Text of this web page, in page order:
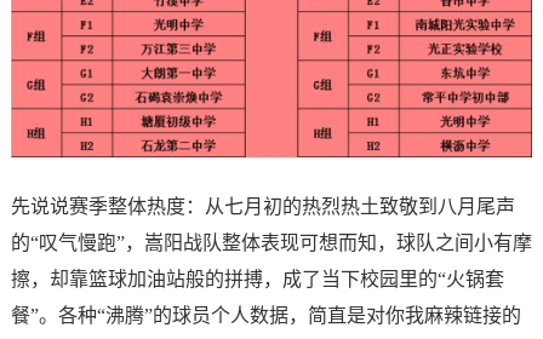
先说说赛季整体热度：从七月初的热烈热土致敬到八月尾声
的“叹气慢跑”，嵩阳战队整体表现可想而知，球队之间小有摩
擦，却靠篮球加油站般的拼搏，成了当下校园里的“火锅套
餐”。各种“沸腾”的球员个人数据，简直是对你我麻辣链接的